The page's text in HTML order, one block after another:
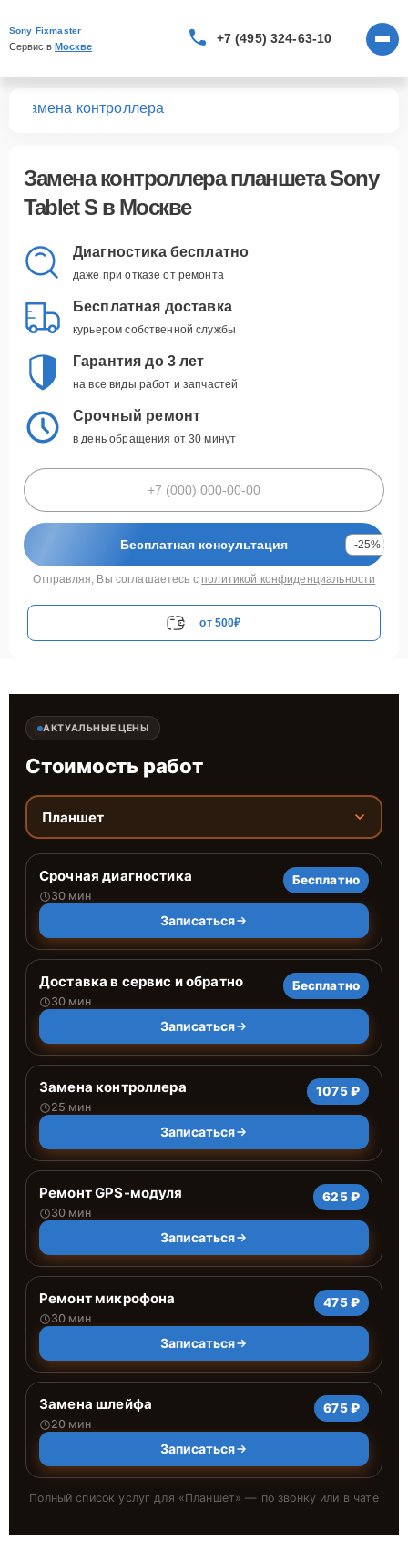
Sony Fixmaster
Сервис в Москве
+7 (495) 324-63-10
Замена контроллера
Замена контроллера планшета Sony
Tablet S в Москве
Диагностика бесплатно
даже при отказе от ремонта
Бесплатная доставка
курьером собственной службы
Гарантия до 3 лет
на все виды работ и запчастей
Срочный ремонт
в день обращения от 30 минут
Бесплатная консультация -25%
Отправляя, Вы соглашаетесь с политикой конфиденциальности
от 500₽
АКТУАЛЬНЫЕ ЦЕНЫ
Стоимость работ
Планшет
Срочная диагностика
30 мин
Бесплатно
Записаться
Доставка в сервис и обратно
30 мин
Бесплатно
Записаться
Замена контроллера
25 мин
1075 ₽
Записаться
Ремонт GPS-модуля
30 мин
625 ₽
Записаться
Ремонт микрофона
30 мин
475 ₽
Записаться
Замена шлейфа
20 мин
675 ₽
Записаться
Полный список услуг для «Планшет» — по звонку или в чате